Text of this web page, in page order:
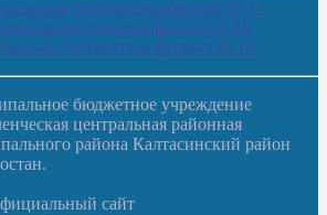
сельская библиотека-филиал № 17
библиотека-филиал № 18
библиотека-филиал № 10
бюджетное учреждение
центральная районная
района Калтасинский район
сайт